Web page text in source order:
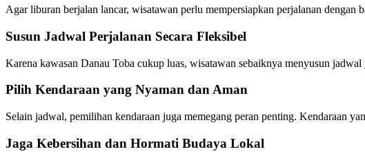
Agar liburan berjalan lancar, wisatawan perlu mempersiapkan perjalanan dengan
Susun Jadwal Perjalanan Secara Fleksibel
Karena kawasan Danau Toba cukup luas, wisatawan sebaiknya menyusun
Pilih Kendaraan yang Nyaman dan Aman
Selain jadwal, pemilihan kendaraan juga memegang peran penting. Kendaraan
Jaga Kebersihan dan Hormati Budaya Lokal